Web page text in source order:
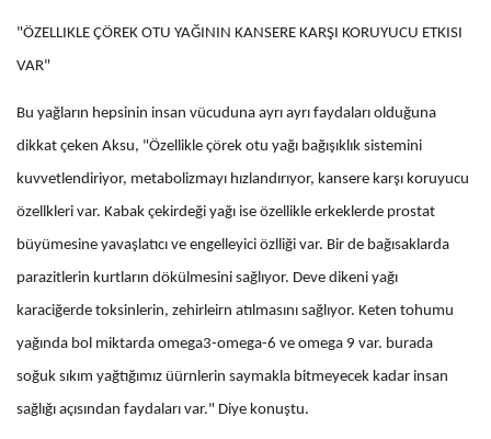
"ÖZELLIKLE ÇÖREK OTU YAĞININ KANSERE KARŞI KORUYUCU ETKISI
VAR"
Bu yağların hepsinin insan vücuduna ayrı ayrı faydaları olduğuna
dikkat çeken Aksu, "Özellikle çörek otu yağı bağışıklık sistemini
kuvvetlendiriyor, metabolizmayı hızlandırıyor, kansere karşı koruyucu
özellkleri var. Kabak çekirdeği yağı ise özellikle erkeklerde prostat
büyümesine yavaşlatıcı ve engelleyici özlliği var. Bir de bağısaklarda
parazitlerin kurtların dökülmesini sağlıyor. Deve dikeni yağı
karaciğerde toksinlerin, zehirleirn atılmasını sağlıyor. Keten tohumu
yağında bol miktarda omega3-omega-6 ve omega 9 var. burada
soğuk sıkım yağtığımız üürnlerin saymakla bitmeyecek kadar insan
sağlığı açısından faydaları var." Diye konuştu.